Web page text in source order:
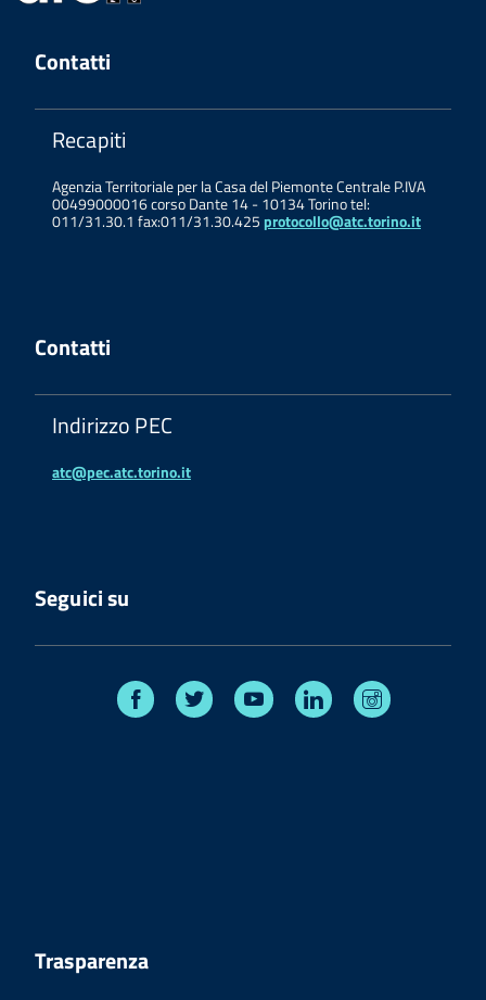
Contatti
Recapiti
Agenzia Territoriale per la Casa del Piemonte Centrale P.IVA
00499000016 corso Dante 14 - 10134 Torino tel:
011/31.30.1 fax:011/31.30.425 protocollo@atc.torino.it
Contatti
Indirizzo PEC
atc@pec.atc.torino.it
Seguici su
Facebook Twitter Youtube Linkedin
Trasparenza